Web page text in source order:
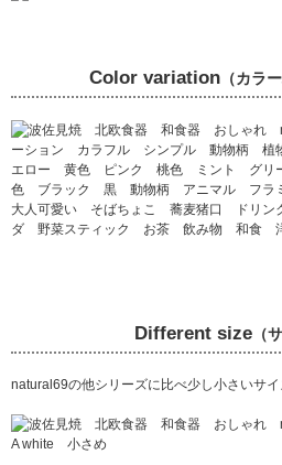
Color variation（カラ
Different size（
natural69の他シリーズに比べ少し小さいサイ